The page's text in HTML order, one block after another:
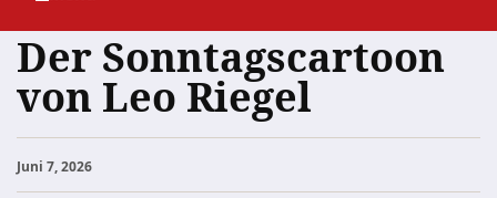
Der Sonntagscartoon
von Leo Riegel
Juni 7, 2026